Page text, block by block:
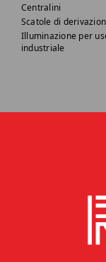
Centralini
Scatole di
Illuminazione per
industriale